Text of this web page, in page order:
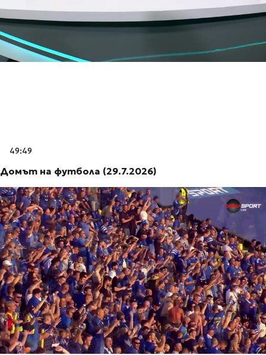
49:49
Домът на футбола (29.7.2026)